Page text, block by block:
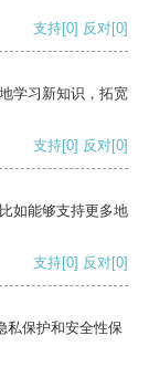
支持[0] 反对[0]
学习新知识，拓宽
支持[0] 反对[0]
如能够支持更多地
支持[0] 反对[0]
私保护和安全性保